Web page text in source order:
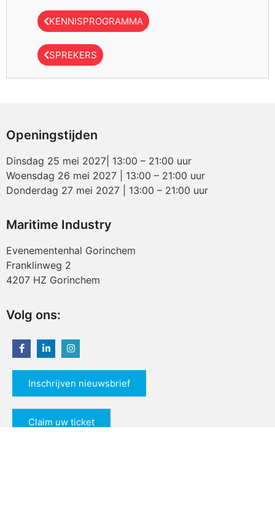
KENNISPROGRAMMA
SPREKERS
Openingstijden
Dinsdag 25 mei 2027| 13:00 – 21:00 uur
Woensdag 26 mei 2027 | 13:00 – 21:00 uur
Donderdag 27 mei 2027 | 13:00 – 21:00 uur
Maritime Industry
Evenementenhal Gorinchem
Franklinweg 2
4207 HZ Gorinchem
Volg ons:
Inschrijven nieuwsbrief
Claim uw ticket